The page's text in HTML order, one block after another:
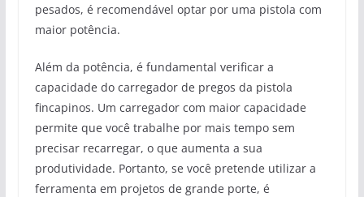
pesados, é recomendável optar por uma pistola com
maior potência.
Além da potência, é fundamental verificar a
capacidade do carregador de pregos da pistola
fincapinos. Um carregador com maior capacidade
permite que você trabalhe por mais tempo sem
precisar recarregar, o que aumenta a sua
produtividade. Portanto, se você pretende utilizar a
ferramenta em projetos de grande porte, é